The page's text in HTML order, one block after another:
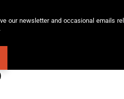
our newsletter and occasional emails